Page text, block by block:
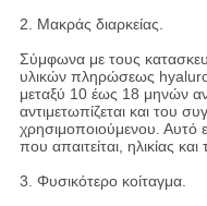
2. Μακράς διαρκείας.
Σύμφωνα με τους
υλικών πληρώσεως
μεταξύ 10 έως 18 μηνών
αντιμετωπίζεται και του
χρησιμοποιούμενου. Αυτό
που απαιτείται, ηλικίας
3. Φυσικότερο κοίταγμα.